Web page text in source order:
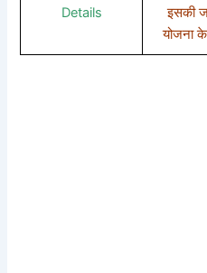
Details
इसकी
योजना